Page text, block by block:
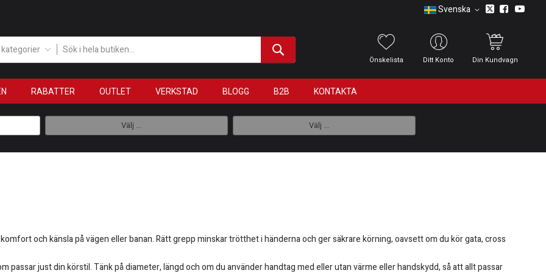
Svenska
Önskelista Ditt Konto Din Kundvagn
RABATTER OUTLET VERKSTAD BLOGG B2B KONTAKTA
Välj ... Välj ...
och känsla på vägen eller banan. Rätt grepp minskar trötthet i händerna och ger säkrare körning, oavsett om du kör gata, cross
passar just din körstil. Tänk på diameter, längd och om du använder handtag med eller utan värme eller handskydd, så att allt passar